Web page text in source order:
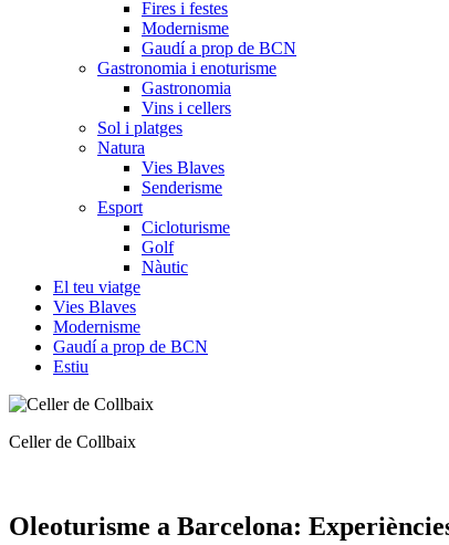
Fires i festes
Modernisme
Gaudí a prop de BCN
Gastronomia i enoturisme
Gastronomia
Vins i cellers
Sol i platges
Natura
Vies Blaves
Senderisme
Esport
Cicloturisme
Golf
Nàutic
El teu viatge
Vies Blaves
Modernisme
Gaudí a prop de BCN
Estiu
Oliveres de Can Viver
Oleoturisme a Barcelona: